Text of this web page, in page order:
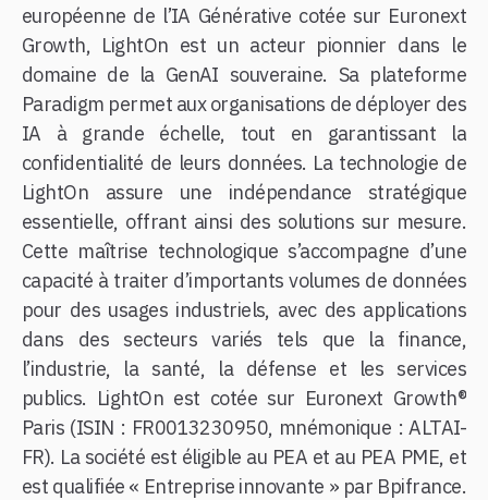
européenne de l’IA Générative cotée sur Euronext
Growth, LightOn est un acteur pionnier dans le
domaine de la GenAI souveraine. Sa plateforme
Paradigm permet aux organisations de déployer des
IA à grande échelle, tout en garantissant la
confidentialité de leurs données. La technologie de
LightOn assure une indépendance stratégique
essentielle, offrant ainsi des solutions sur mesure.
Cette maîtrise technologique s’accompagne d’une
capacité à traiter d’importants volumes de données
pour des usages industriels, avec des applications
dans des secteurs variés tels que la finance,
l’industrie, la santé, la défense et les services
publics. LightOn est cotée sur Euronext Growth®
Paris (ISIN : FR0013230950, mnémonique : ALTAI-
FR). La société est éligible au PEA et au PEA PME, et
est qualifiée « Entreprise innovante » par Bpifrance.